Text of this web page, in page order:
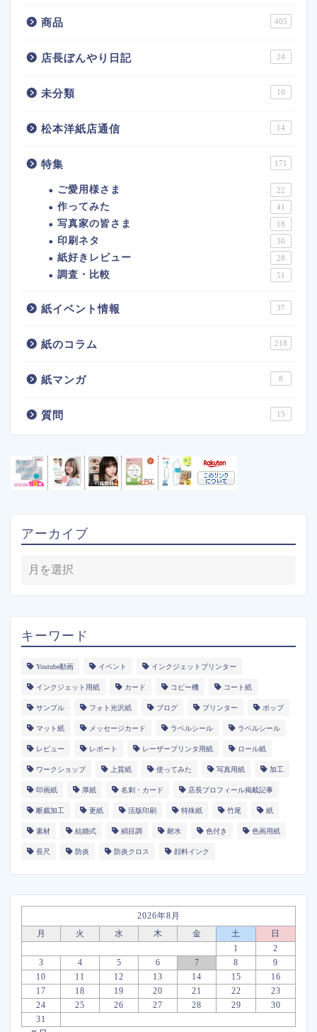
商品 405
店長ぼんやり日記 24
未分類 10
松本洋紙店通信 14
特集 171
ご愛用様さま 22
作ってみた 41
写真家の皆さま 18
印刷ネタ 30
紙好きレビュー 28
調査・比較 51
紙イベント情報 37
紙のコラム 218
紙マンガ 8
質問 15
アーカイブ
キーワード
Youtube動画 イベント インクジェットプリンター
インクジェット用紙 カード コピー機 コート紙
サンプル フォト光沢紙 ブログ プリンター ポップ
マット紙 メッセージカード ラベルシール ラベルシール
レビュー レポート レーザープリンタ用紙 ロール紙
ワークショップ 上質紙 使ってみた 写真用紙 加工
印画紙 厚紙 名刺・カード 店長プロフィール掲載記事
断裁加工 更紙 活版印刷 特殊紙 竹尾 紙
素材 結婚式 絹目調 耐水 色付き 色画用紙
長尺 防炎 防炎クロス 顔料インク
2026年8月
月
火 水 木 金 土
日
1
2
3
4 5 6 7 8
9
10
11 12 13 14 15
16
17
18 19 20 21 22
23
24
25 26 27 28 29
30
31